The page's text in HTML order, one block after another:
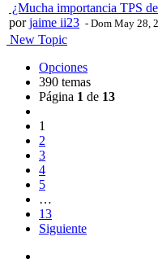
¿Mucha importancia TPS
porjaime ii23 - Dom May 28,
New Topic
Opciones
390 temas
Página 1 de 13
1
2
3
4
5
…
13
Siguiente